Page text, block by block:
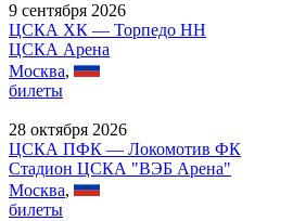
9 сентября 2026
ЦСКА ХК — Торпедо НН
ЦСКА Арена
Москва,
билеты
28 октября 2026
ЦСКА ПФК — Локомотив ФК
Стадион ЦСКА "ВЭБ Арена"
Москва,
билеты